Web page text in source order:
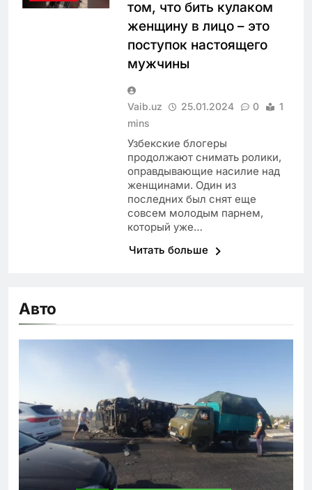
том, что бить кулаком
женщину в лицо – это
поступок настоящего
мужчины
Vaib.uz 25.01.2024 0
1
mins
Узбекские блогеры
продолжают снимать ролики,
оправдывающие насилие над
женщинами. Один из
последних был снят еще
совсем молодым парнем,
который уже…
Читать больше
Авто